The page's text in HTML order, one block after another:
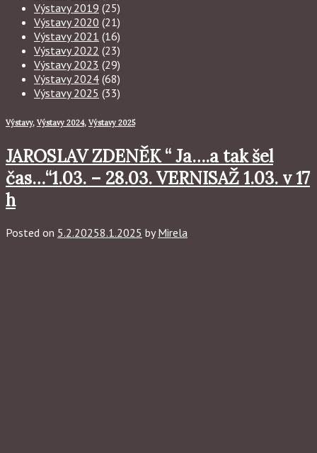
Výstavy 2019 (25)
Výstavy 2020 (21)
Výstavy 2021 (16)
Výstavy 2022 (23)
Výstavy 2023 (29)
Výstavy 2024 (68)
Výstavy 2025 (33)
Výstavy, Výstavy 2024, Výstavy 2025
JAROSLAV ZDENĚK “ Ja….a tak šel
čas…“1.03. – 28.03. VERNISAŽ 1.03. v 17
h
Posted on 5.2.20258.1.2025 byMirela